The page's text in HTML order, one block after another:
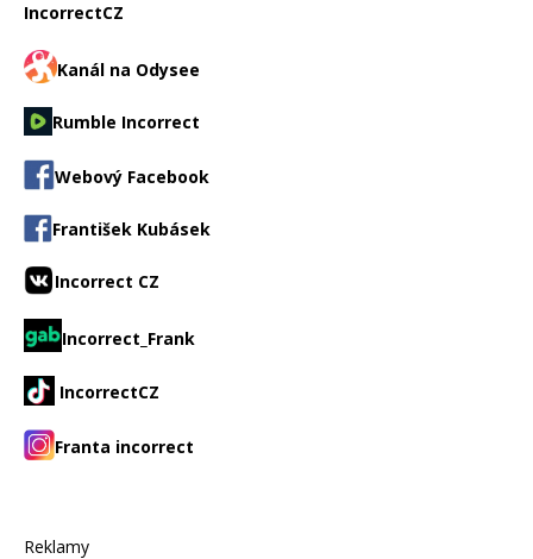
IncorrectCZ
Kanál na Odysee
Rumble Incorrect
Webový Facebook
František Kubásek
Incorrect CZ
Incorrect_Frank
IncorrectCZ
Franta incorrect
Reklamy